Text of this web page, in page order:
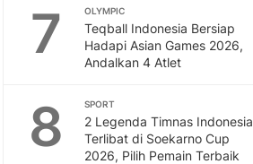
7 OLYMPIC
Teqball Indonesia Bersiap
Hadapi Asian Games 2026,
Andalkan 4 Atlet
8 SPORT
2 Legenda Timnas Indonesia
Terlibat di Soekarno Cup
2026, Pilih Pemain Terbaik